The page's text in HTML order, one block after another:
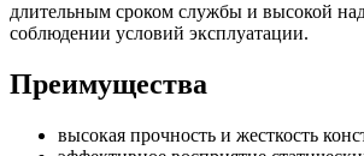
длительным сроком службы и высокой
соблюдении условий эксплуатации.
Преимущества
высокая прочность и жесткость